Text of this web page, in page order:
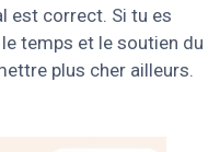
est correct. Si tu es
temps et le soutien du
plus cher ailleurs.